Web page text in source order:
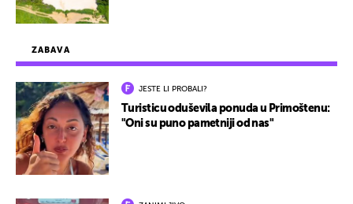
ZABAVA
JESTE LI PROBALI?
Turisticu oduševila ponuda u Primoštenu:
"Oni su puno pametniji od nas"